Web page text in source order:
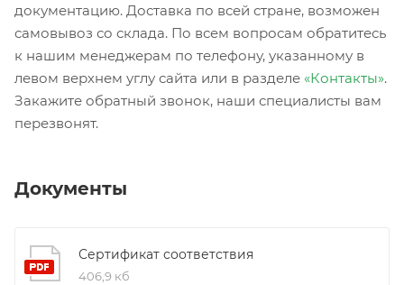
документацию. Доставка по всей стране, возможен
самовывоз со склада. По всем вопросам обратитесь
к нашим менеджерам по телефону, указанному в
левом верхнем углу сайта или в разделе «Контакты».
Закажите обратный звонок, наши специалисты вам
перезвонят.
Документы
Сертификат соответствия
406,9 кб